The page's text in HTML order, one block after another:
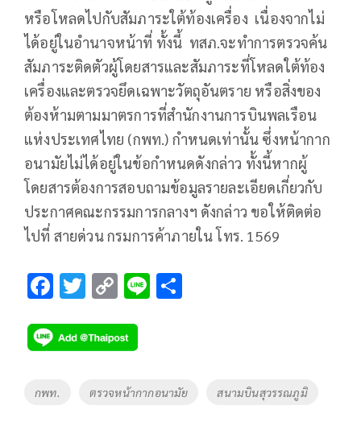
หรือโหลดไปกับสัมภาระใต้ท้องเครื่อง เนื่องจากไม่
ได้อยู่ในอำนาจหน้าที่ ทั้งนี้ ทสภ.จะทำการตรวจค้น
สัมภาระติดตัวผู้โดยสารและสัมภาระที่โหลดใต้ท้อง
เครื่องและตรวจยึดเฉพาะวัตถุอันตราย หรือสิ่งของ
ต้องห้ามตามมาตรการที่สำนักงานการบินพลเรือน
แห่งประเทศไทย (กพท.) กำหนดเท่านั้น ซึ่งหน้ากาก
อนามัยไม่ได้อยู่ในข้อกำหนดดังกล่าว ทั้งนี้หากผู้
โดยสารต้องการสอบถามข้อมูลรายละเอียดเกี่ยวกับ
ประกาศคณะกรรมการกลางฯ ดังกล่าว ขอให้ติดต่อ
ไปที่ สายด่วน กรมการค้าภายใน โทร. 1569
F
e
b
o
T
tt
er
C
p
y
Li
Li
Tags
กพท. ตรวจหน้ากากอนามัย สนามบินสุวรรณภูมิ